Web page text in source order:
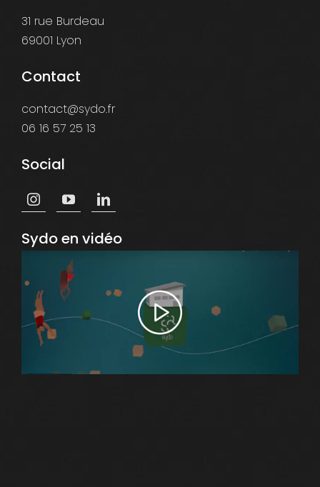
31 rue Burdeau
69001 Lyon
Contact
contact@sydo.fr
06 16 57 25 13
Social
Sydo en vidéo